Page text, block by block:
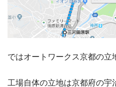
ではオートワークス京都の立
工場自体の立地は京都府の宇